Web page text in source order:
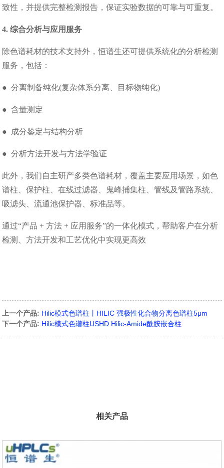
致性，并提供完整检测报告，保证实验数据的可靠与可重复。
4. 综合分析与应用服务
除色谱耗材的技术支持外，恒谱生还可提供系统化的分析检测
服务，包括：
● 分离制备纯化(复杂体系分离、目标物纯化)
● 含量测定
● 成分鉴定与结构分析
● 分析方法开发与方法学验证
此外，我们自主研产多类色谱耗材，覆盖主要应用场景，如色
谱柱、保护柱、在线过滤器、鬼峰捕集柱、管线及管路系统、
吸滤头、流通池保护器、标准品等。
通过“产品 + 方法 + 应用服务”的一体化模式，帮助客户在分析
检测、方法开发和工艺优化中实现更高效
上一个产品: Hilic模式色谱柱丨HILIC 强极性化合物分离色谱柱5μm
下一个产品: Hilic模式色谱柱USHD Hilic-Amide酰胺嵌合柱
相关产品